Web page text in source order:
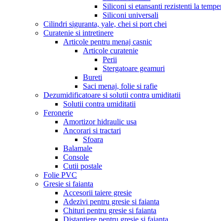
Siliconi si etansanti rezistenti la
Siliconi universali
Cilindri siguranta, yale, chei si port chei
Curatenie si intretinere
Articole pentru menaj casnic
Articole curatenie
Perii
Stergatoare geamuri
Bureti
Saci menaj, folie si rafie
Dezumidificatoare si solutii contra umiditatii
Solutii contra umiditatii
Feronerie
Amortizor hidraulic usa
Ancorari si tractari
Sfoara
Balamale
Console
Cutii postale
Folie PVC
Gresie si faianta
Accesorii taiere gresie
Adezivi pentru gresie si faianta
Chituri pentru gresie si faianta
Distantiere pentru gresie si faianta